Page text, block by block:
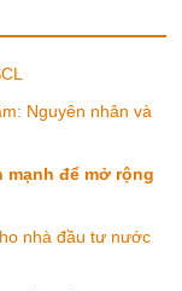
Nguyên nhân và
mạnh để mở rộng
nhà đầu tư nước